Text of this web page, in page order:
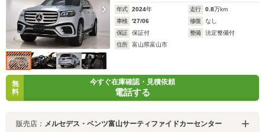
年式 2024年 走行 0.8万km
車検
'27/06 修復
なし
保証
保証付 整備
法定整備付
住所
富山県富山市
無
料
今すぐ在庫確認・見積依頼
電話する
販売店： メルセデス・ベンツ富山サーティファイドカーセンター